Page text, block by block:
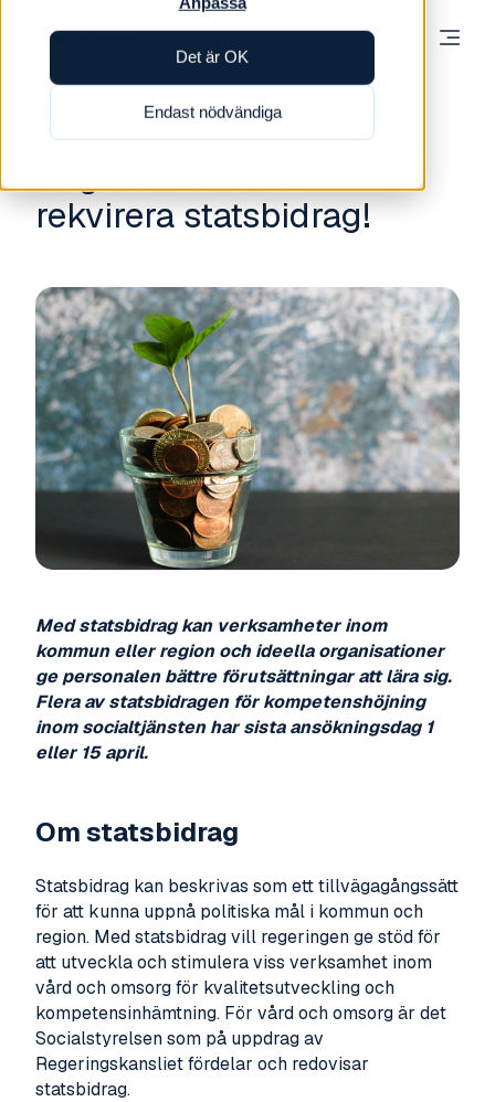
Det är OK
Endast nödvändiga
6. mars 2026 kl. 10:38 Visma Smartskill AB
Dags att söka och
rekvirera statsbidrag!
Med statsbidrag kan verksamheter inom
kommun eller region och ideella organisationer
ge personalen bättre förutsättningar att lära sig.
Flera av statsbidragen för kompetenshöjning
inom socialtjänsten har sista ansökningsdag 1
eller 15 april.
Om statsbidrag
Statsbidrag kan beskrivas som ett tillvägagångssätt
för att kunna uppnå politiska mål i kommun och
region. Med statsbidrag vill regeringen ge stöd för
att utveckla och stimulera viss verksamhet inom
vård och omsorg för kvalitetsutveckling och
kompetensinhämtning. För vård och omsorg är det
Socialstyrelsen som på uppdrag av
Regeringskansliet fördelar och redovisar
statsbidrag.